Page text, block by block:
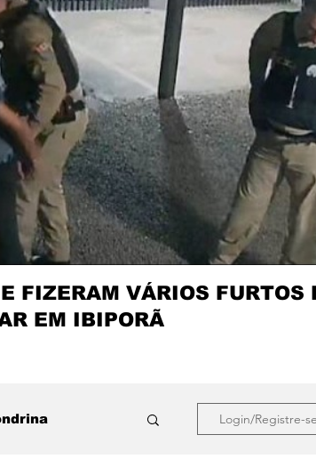
FIZERAM VÁRIOS FURTOS
EM IBIPORÃ
Login/Registre-se